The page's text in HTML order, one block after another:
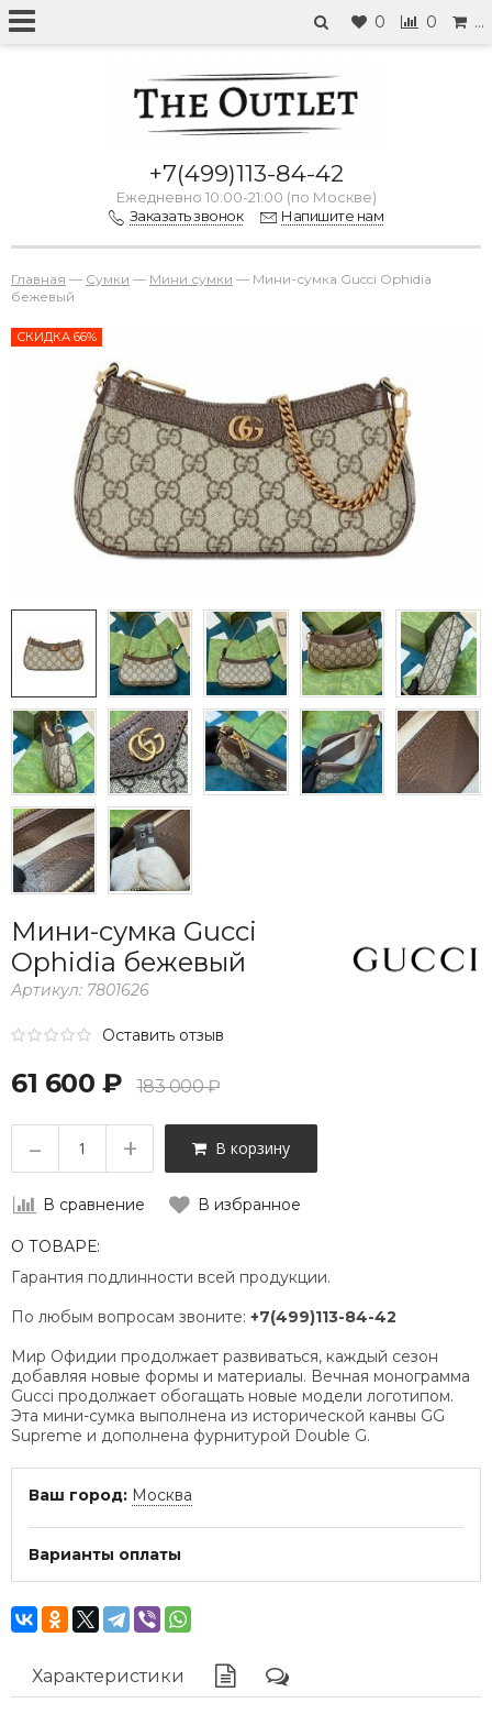
0 0 …
+7(499)113-84-42
Ежедневно 10:00-21:00 (по Москве)
Заказать звонок
Напишите нам
Главная — Сумки — Мини сумки — Мини-сумка Gucci Ophidia
бежевый
СКИДКА 66%
Мини-сумка Gucci
Ophidia бежевый
Артикул: 7801626
Оставить отзыв
61 600 ₽ 183 000 ₽
– + В корзину
В сравнение В избранное
О ТОВАРЕ:
Гарантия подлинности всей продукции.
По любым вопросам звоните: +7(499)113-84-42
Мир Офидии продолжает развиваться, каждый сезон
добавляя новые формы и материалы. Вечная монограмма
Gucci продолжает обогащать новые модели логотипом.
Эта мини-сумка выполнена из исторической канвы GG
Supreme и дополнена фурнитурой Double G.
Ваш город: Москва
Варианты оплаты
Характеристики